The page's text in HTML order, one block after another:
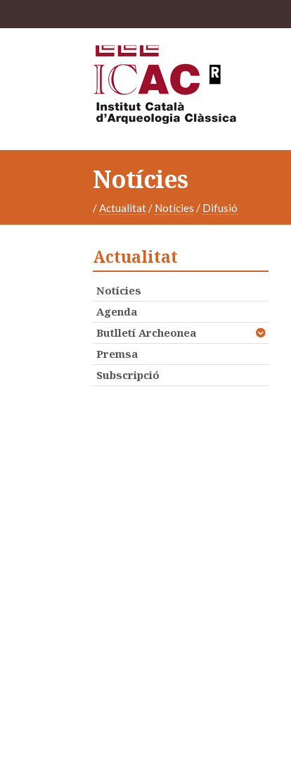
Notícies
/Actualitat/ Notícies / Difusió
Actualitat
Notícies
Agenda
Butlletí Archeonea
Premsa
Subscripció